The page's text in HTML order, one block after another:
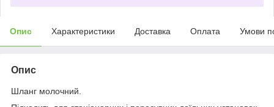
Опис Характеристики Доставка Оплата Умови
Опис
Шланг молочний.